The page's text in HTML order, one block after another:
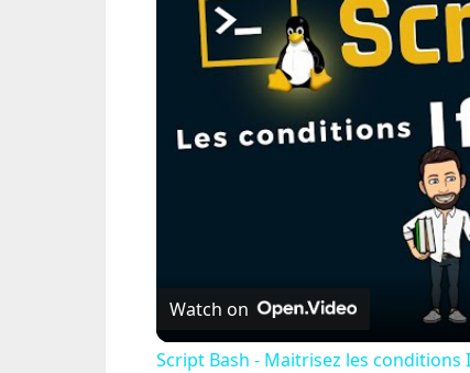
Watch on
Script Bash - Maitrisez les conditions